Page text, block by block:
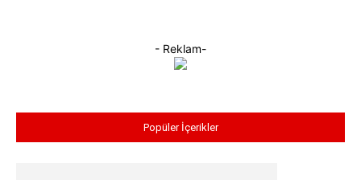
- Reklam-
Popüler İçerikler